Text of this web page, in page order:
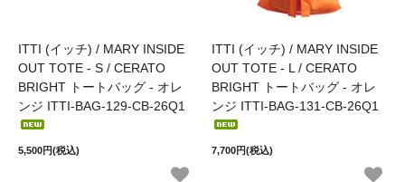
ITTI (イッチ) / MARY INSIDE
OUT TOTE - S / CERATO
BRIGHT トートバッグ - オレ
ンジ ITTI-BAG-129-CB-26Q1
5,500円(税込)
ITTI (イッチ) / MARY INSIDE
OUT TOTE - L / CERATO
BRIGHT トートバッグ - オレ
ンジ ITTI-BAG-131-CB-26Q1
7,700円(税込)